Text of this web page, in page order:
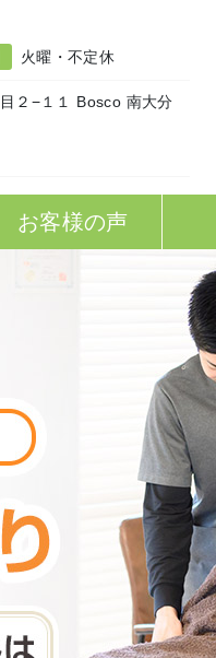
火曜・不定休
２−１１ Bosco 南大分
お客様の声